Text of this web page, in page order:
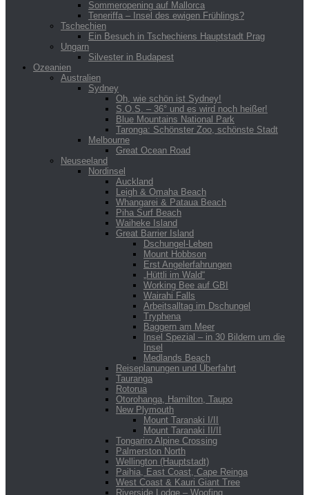
Sommeropening auf Mallorca
Teneriffa – Insel des ewigen Frühlings?
Tschechien
Ein Besuch in Tschechiens Hauptstadt Prag
Ungarn
Silvester in Budapest
Ozeanien
Australien
Sydney
Oh, wie schön ist Sydney!
S.O.S. – 36° und es wird noch heißer!
Blue Mountains National Park
Taronga: Schönster Zoo, schönste Stadt
Melbourne
Great Ocean Road
Neuseeland
Nordinsel
Auckland
Leigh & Omaha Beach
Whangarei & Pataua Beach
Piha Surf Beach
Waiheke Island
Great Barrier Island
Dschungel-Leben
Mount Hobbson
Erst Angelerfahrungen
„Hüttli im Wald“
Working Bee auf GBI
Wairahi Falls
Arbeitsalltag im Dschungel
Tryphena
Baggern am Meer
Insel Spezial – in 30 Bildern um die
Insel
Medlands Beach
Reiseplanungen und Überfahrt
Tauranga
Rotorua
Otorohanga, Hamilton, Taupo
New Plymouth
Mount Taranaki I/II
Mount Taranaki II/II
Tongariro Alpine Crossing
Palmerston North
Wellington (Hauptstadt)
Paihia, East Coast, Cape Reinga
West Coast & Kauri Giant Tree
Riverside Lodge – Woofing